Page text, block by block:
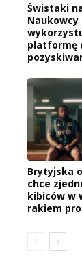
Świstaki
Naukowcy
platformę
Brytyjska
chce
kibiców w
rakiem